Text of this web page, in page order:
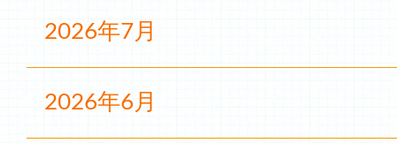
2026年7月
2026年6月